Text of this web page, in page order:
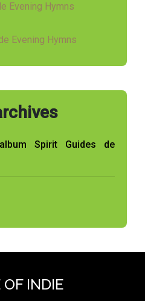
Evening Hymns
Evening Hymns
Spirit Guides de
OF INDIE